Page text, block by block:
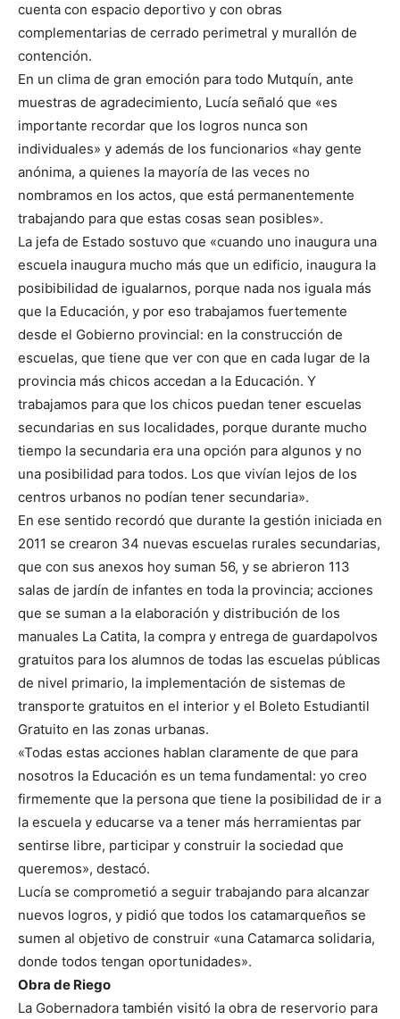
cuenta con espacio deportivo y con obras
complementarias de cerrado perimetral y murallón de
contención.
En un clima de gran emoción para todo Mutquín, ante
muestras de agradecimiento, Lucía señaló que «es
importante recordar que los logros nunca son
individuales» y además de los funcionarios «hay gente
anónima, a quienes la mayoría de las veces no
nombramos en los actos, que está permanentemente
trabajando para que estas cosas sean posibles».
La jefa de Estado sostuvo que «cuando uno inaugura una
escuela inaugura mucho más que un edificio, inaugura la
posibibilidad de igualarnos, porque nada nos iguala más
que la Educación, y por eso trabajamos fuertemente
desde el Gobierno provincial: en la construcción de
escuelas, que tiene que ver con que en cada lugar de la
provincia más chicos accedan a la Educación. Y
trabajamos para que los chicos puedan tener escuelas
secundarias en sus localidades, porque durante mucho
tiempo la secundaria era una opción para algunos y no
una posibilidad para todos. Los que vivían lejos de los
centros urbanos no podían tener secundaria».
En ese sentido recordó que durante la gestión iniciada en
2011 se crearon 34 nuevas escuelas rurales secundarias,
que con sus anexos hoy suman 56, y se abrieron 113
salas de jardín de infantes en toda la provincia; acciones
que se suman a la elaboración y distribución de los
manuales La Catita, la compra y entrega de guardapolvos
gratuitos para los alumnos de todas las escuelas públicas
de nivel primario, la implementación de sistemas de
transporte gratuitos en el interior y el Boleto Estudiantil
Gratuito en las zonas urbanas.
«Todas estas acciones hablan claramente de que para
nosotros la Educación es un tema fundamental: yo creo
firmemente que la persona que tiene la posibilidad de ir a
la escuela y educarse va a tener más herramientas par
sentirse libre, participar y construir la sociedad que
queremos», destacó.
Lucía se comprometió a seguir trabajando para alcanzar
nuevos logros, y pidió que todos los catamarqueños se
sumen al objetivo de construir «una Catamarca solidaria,
donde todos tengan oportunidades».
Obra de Riego
La Gobernadora también visitó la obra de reservorio para